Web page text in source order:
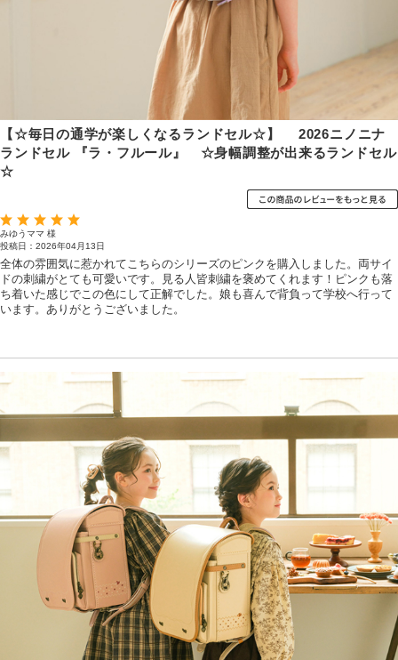
【☆毎日の通学が楽しくなるランドセル☆】 2026ニノニナ
ランドセル 『ラ・フルール』 ☆身幅調整が出来るランドセル
☆
みゆうママ 様
投稿日：2026年04月13日
全体の雰囲気に惹かれてこちらのシリーズのピンクを購入しました。両サイ
ドの刺繍がとても可愛いです。見る人皆刺繍を褒めてくれます！ピンクも落
ち着いた感じでこの色にして正解でした。娘も喜んで背負って学校へ行って
います。ありがとうございました。